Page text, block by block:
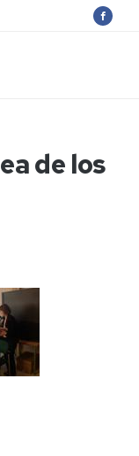
de los